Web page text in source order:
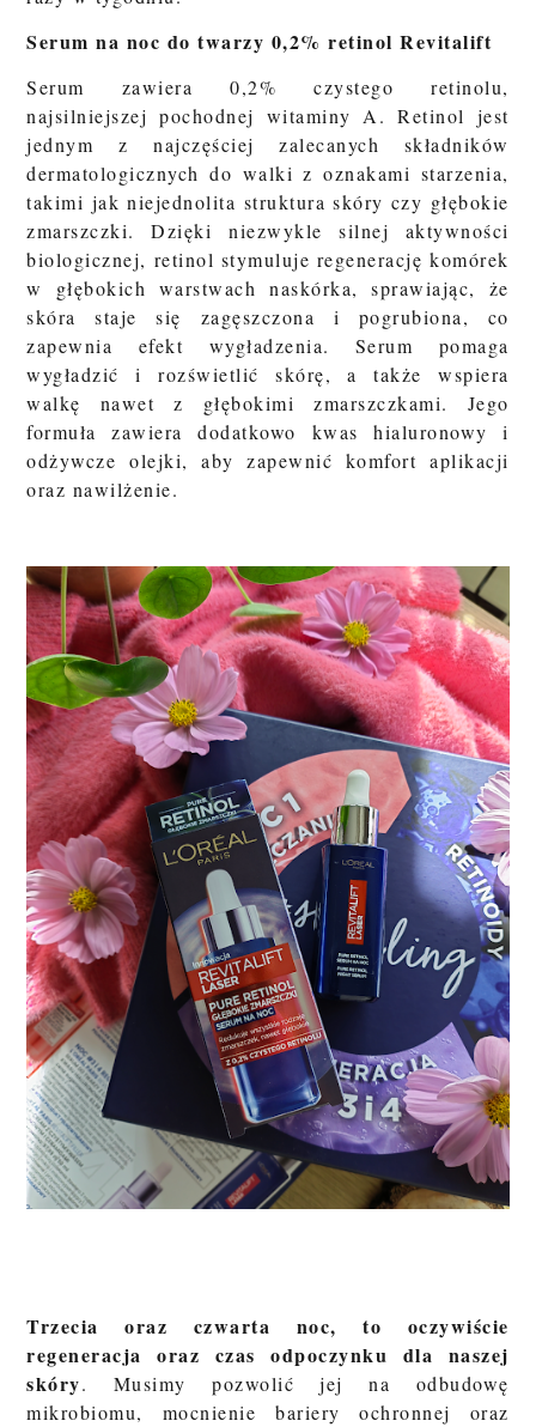
Serum na noc do twarzy 0,2% retinol Revitalift
Serum zawiera 0,2% czystego retinolu,
najsilniejszej pochodnej witaminy A. Retinol jest
jednym z najczęściej zalecanych składników
dermatologicznych do walki z oznakami starzenia,
takimi jak niejednolita struktura skóry czy głębokie
zmarszczki. Dzięki niezwykle silnej aktywności
biologicznej, retinol stymuluje regenerację komórek
w głębokich warstwach naskórka, sprawiając, że
skóra staje się zagęszczona i pogrubiona, co
zapewnia efekt wygładzenia. Serum pomaga
wygładzić i rozświetlić skórę, a także wspiera
walkę nawet z głębokimi zmarszczkami. Jego
formuła zawiera dodatkowo kwas hialuronowy i
odżywcze olejki, aby zapewnić komfort aplikacji
oraz nawilżenie.
Trzecia oraz czwarta noc, to oczywiście
regeneracja oraz czas odpoczynku dla naszej
skóry. Musimy pozwolić jej na odbudowę
mikrobiomu, mocnienie bariery ochronnej oraz